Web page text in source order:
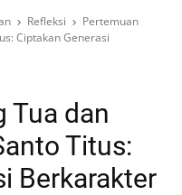
Refleksi
Pertemuan
Ciptakan Generasi
Tua dan
Titus:
Berkarakter